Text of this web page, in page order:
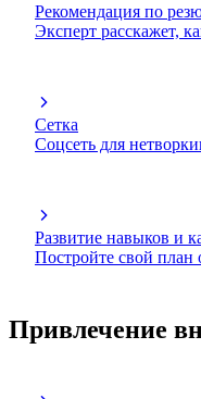
Рекомендация по
Эксперт расскажет,
Сетка
Соцсеть для
Развитие навыков и
Постройте свой план
Привлечение